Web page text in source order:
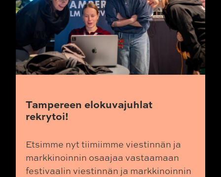
Tampereen elokuvajuhlat
rekrytoi!
Etsimme nyt tiimiimme viestinnän ja
markkinoinnin osaajaa vastaamaan
festivaalin viestinnän ja markkinoinnin